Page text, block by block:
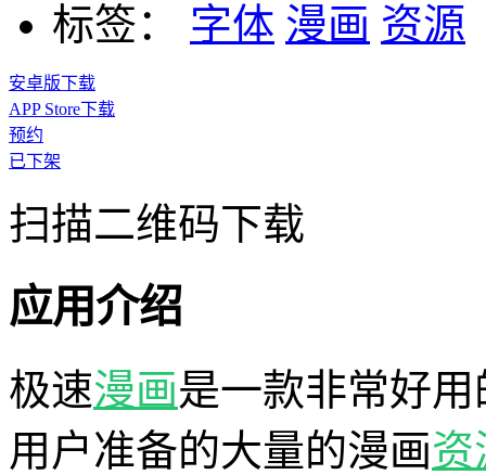
标签：
字体 漫画 资源
安卓版下载
APP Store下载
预约
已下架
扫描二维码下载
应用介绍
极速漫画是一款非常好
用户准备的大量的漫画资